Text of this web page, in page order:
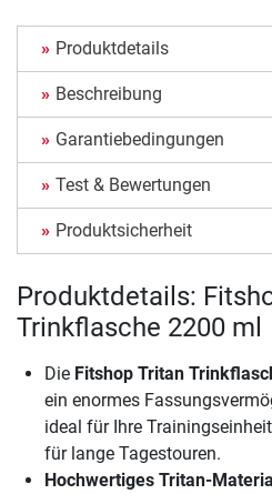
Produktdetails
Beschreibung
Garantiebedingungen
Test & Bewertungen
Produktsicherheit
Produktdetails:
Trinkflasche 2200 ml
Die Fitshop Tritan
ein enormes
ideal für Ihre
für lange Tagestouren.
Hochwertiges Tritan-